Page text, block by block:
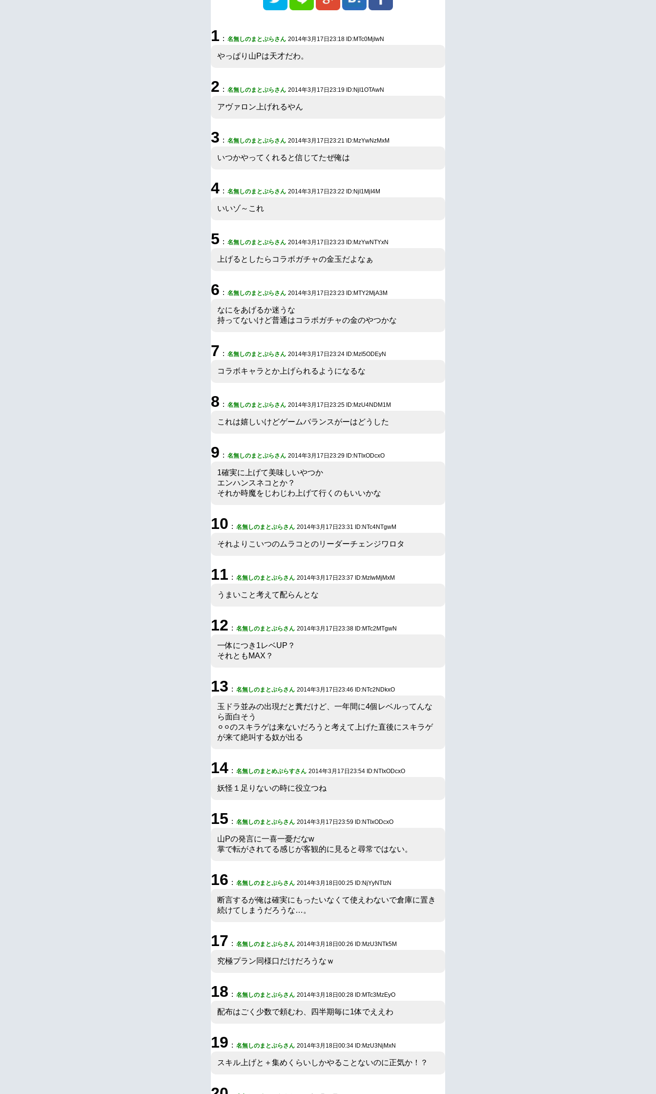
1 ： 名無しのまとぷらさん 2014年3月17日23:18 ID:MTc0MjIwN
やっぱり山Pは天才だわ。
2 ： 名無しのまとぷらさん 2014年3月17日23:19 ID:NjI1OTAwN
アヴァロン上げれるやん
3 ： 名無しのまとぷらさん 2014年3月17日23:21 ID:MzYwNzMxM
いつかやってくれると信じてたぜ俺は
4 ： 名無しのまとぷらさん 2014年3月17日23:22 ID:NjI1MjI4M
いいゾ～これ
5 ： 名無しのまとぷらさん 2014年3月17日23:23 ID:MzYwNTYxN
上げるとしたらコラボガチャの金玉だよなぁ
6 ： 名無しのまとぷらさん 2014年3月17日23:23 ID:MTY2MjA3M
なにをあげるか迷うな
持ってないけど普通はコラボガチャの金のやつかな
7 ： 名無しのまとぷらさん 2014年3月17日23:24 ID:MzI5ODEyN
コラボキャラとか上げられるようになるな
8 ： 名無しのまとぷらさん 2014年3月17日23:25 ID:MzU4NDM1M
これは嬉しいけどゲームバランスがーはどうした
9 ： 名無しのまとぷらさん 2014年3月17日23:29 ID:NTIxODcxO
1確実に上げて美味しいやつか
エンハンスネコとか？
それか時魔をじわじわ上げて行くのもいいかな
10 ： 名無しのまとぷらさん 2014年3月17日23:31 ID:NTc4NTgwM
それよりこいつのムラコとのリーダーチェンジワロタ
11 ： 名無しのまとぷらさん 2014年3月17日23:37 ID:MzIwMjMxM
うまいこと考えて配らんとな
12 ： 名無しのまとぷらさん 2014年3月17日23:38 ID:MTc2MTgwN
一体につき1レベUP？
それともMAX？
13 ： 名無しのまとぷらさん 2014年3月17日23:46 ID:NTc2NDkxO
玉ドラ並みの出現だと糞だけど、一年間に4個レベルってんな
ら面白そう
⚪︎⚪︎のスキラゲは来ないだろうと考えて上げた直後にスキラゲ
が来て絶叫する奴が出る
14 ： 名無しのまとめぷらすさん 2014年3月17日23:54 ID:NTIxODcxO
妖怪１足りないの時に役立つね
15 ： 名無しのまとぷらさん 2014年3月17日23:59 ID:NTIxODcxO
山Pの発言に一喜一憂だなw
掌で転がされてる感じが客観的に見ると尋常ではない。
16 ： 名無しのまとぷらさん 2014年3月18日00:25 ID:NjYyNTIzN
断言するが俺は確実にもったいなくて使えわないで倉庫に置き
続けてしまうだろうな…。
17 ： 名無しのまとぷらさん 2014年3月18日00:26 ID:MzU3NTk5M
究極プラン同様口だけだろうなｗ
18 ： 名無しのまとぷらさん 2014年3月18日00:28 ID:MTc3MzEyO
配布はごく少数で頼むわ、四半期毎に1体でええわ
19 ： 名無しのまとぷらさん 2014年3月18日00:34 ID:MzU3NjMxN
スキル上げと＋集めくらいしかやることないのに正気か！？